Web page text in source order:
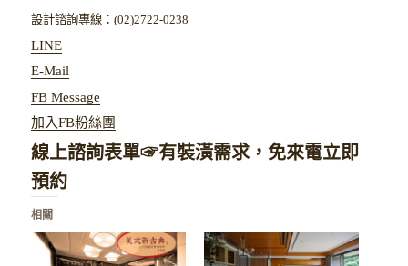
設計諮詢專線：(02)2722-0238
LINE
E-Mail
FB Message
加入FB粉絲團
線上諮詢表單☞有裝潢需求，免來電立即
預約
相關